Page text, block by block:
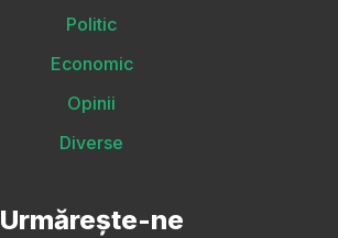
Politic
Economic
Opinii
Diverse
Urmărește-ne